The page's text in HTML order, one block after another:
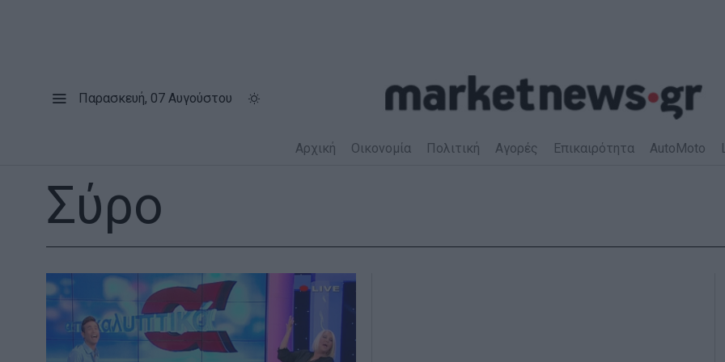
Παρασκευή, 07 Αυγούστου
Αρχική Οικονομία Πολιτική Αγορές Επικαιρότητα AutoMoto
Σύρο